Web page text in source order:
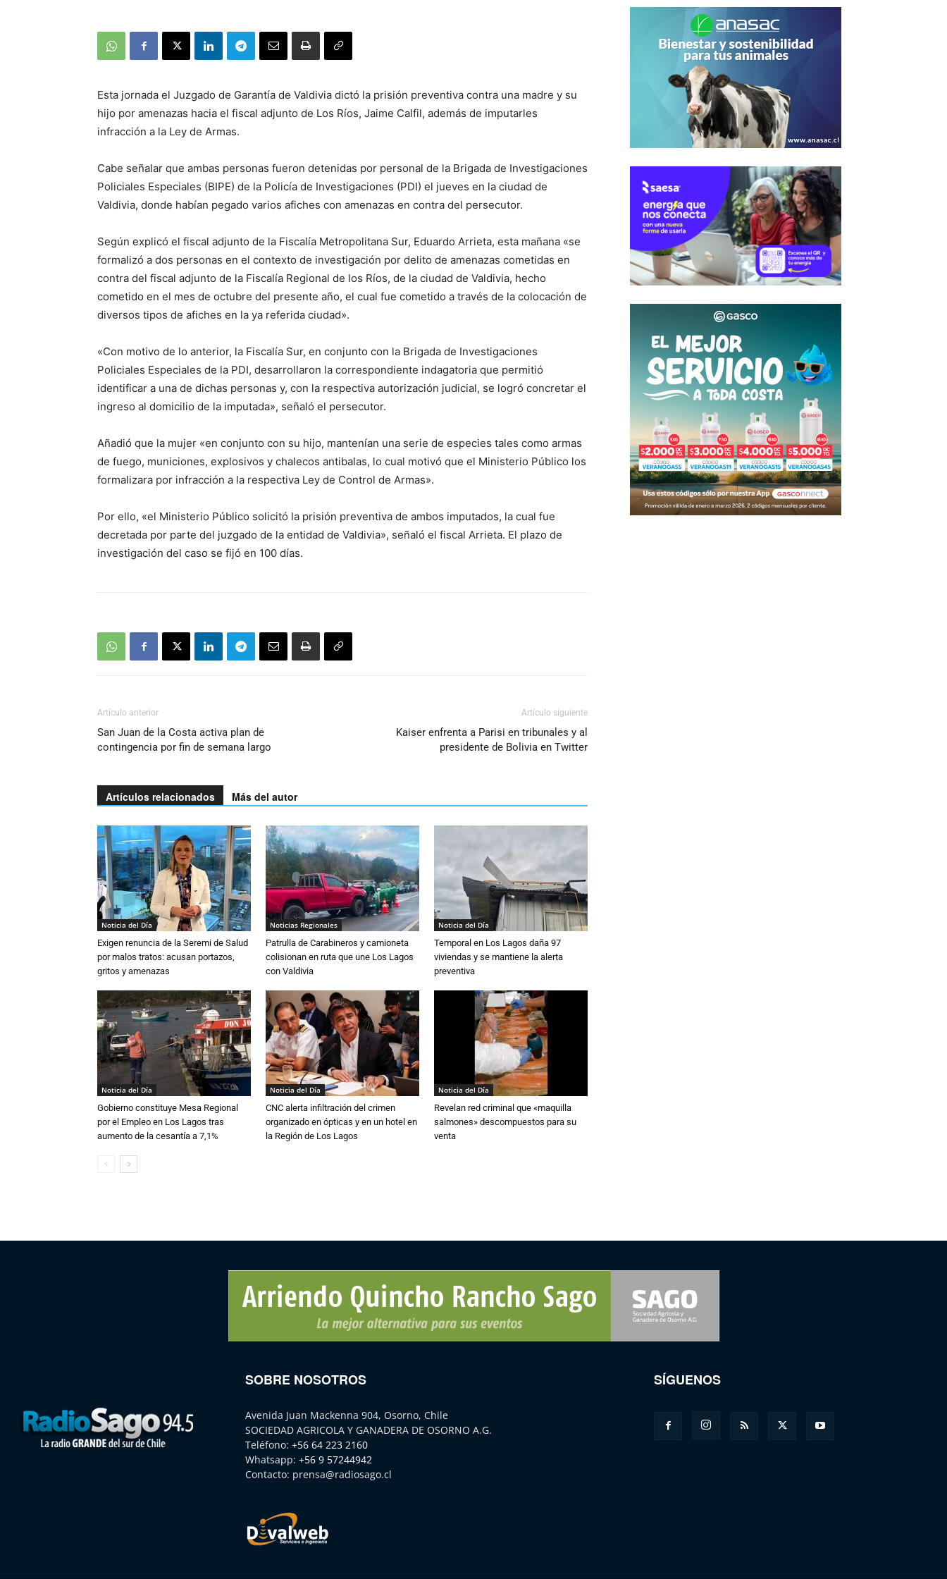
Esta jornada el Juzgado de Garantía de Valdivia dictó la prisión preventiva contra una madre y su
hijo por amenazas hacia el fiscal adjunto de Los Ríos, Jaime Calfil, además de imputarles
infracción a la Ley de Armas.
Cabe señalar que ambas personas fueron detenidas por personal de la Brigada de Investigaciones
Policiales Especiales (BIPE) de la Policía de Investigaciones (PDI) el jueves en la ciudad de
Valdivia, donde habían pegado varios afiches con amenazas en contra del persecutor.
Según explicó el fiscal adjunto de la Fiscalía Metropolitana Sur, Eduardo Arrieta, esta mañana «se
formalizó a dos personas en el contexto de investigación por delito de amenazas cometidas en
contra del fiscal adjunto de la Fiscalía Regional de los Ríos, de la ciudad de Valdivia, hecho
cometido en el mes de octubre del presente año, el cual fue cometido a través de la colocación de
diversos tipos de afiches en la ya referida ciudad».
«Con motivo de lo anterior, la Fiscalía Sur, en conjunto con la Brigada de Investigaciones
Policiales Especiales de la PDI, desarrollaron la correspondiente indagatoria que permitió
identificar a una de dichas personas y, con la respectiva autorización judicial, se logró concretar el
ingreso al domicilio de la imputada», señaló el persecutor.
Añadió que la mujer «en conjunto con su hijo, mantenían una serie de especies tales como armas
de fuego, municiones, explosivos y chalecos antibalas, lo cual motivó que el Ministerio Público los
formalizara por infracción a la respectiva Ley de Control de Armas».
Por ello, «el Ministerio Público solicitó la prisión preventiva de ambos imputados, la cual fue
decretada por parte del juzgado de la entidad de Valdivia», señaló el fiscal Arrieta. El plazo de
investigación del caso se fijó en 100 días.
Artículo anterior
San Juan de la Costa activa plan de
contingencia por fin de semana largo
Artículo siguiente
Kaiser enfrenta a Parisi en tribunales y al
presidente de Bolivia en Twitter
Artículos relacionados Más del autor
Noticia del Día
Exigen renuncia de la Seremi de Salud
por malos tratos: acusan portazos,
gritos y amenazas
Noticias Regionales
Patrulla de Carabineros y camioneta
colisionan en ruta que une Los Lagos
con Valdivia
Noticia del Día
Temporal en Los Lagos daña 97
viviendas y se mantiene la alerta
preventiva
Noticia del Día
Gobierno constituye Mesa Regional
por el Empleo en Los Lagos tras
aumento de la cesantía a 7,1%
Noticia del Día
CNC alerta infiltración del crimen
organizado en ópticas y en un hotel en
la Región de Los Lagos
Noticia del Día
Revelan red criminal que «maquilla
salmones» descompuestos para su
venta
SOBRE NOSOTROS
Avenida Juan Mackenna 904, Osorno, Chile
SOCIEDAD AGRICOLA Y GANADERA DE OSORNO A.G.
Teléfono: +56 64 223 2160
Whatsapp: +56 9 57244942
Contacto: prensa@radiosago.cl
SÍGUENOS